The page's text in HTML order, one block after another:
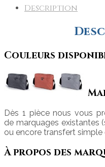
Description
Couleurs
Dès 1 pièce nous vous
de marquages existantes
ou encore transfert simple
À propos des